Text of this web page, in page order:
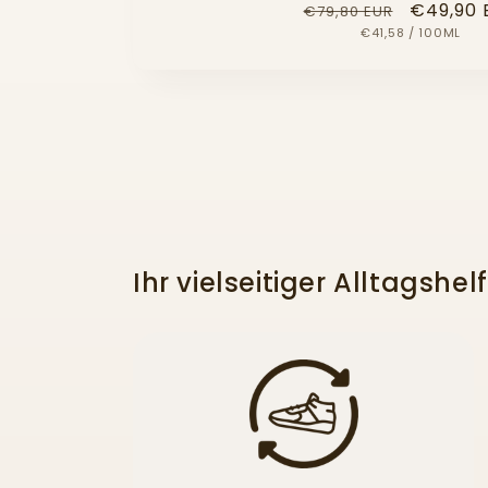
Normaler
€79,80 EUR €49,90
GRUNDPREIS
€41,58 / PRO
100ML
Ihr vielseitiger